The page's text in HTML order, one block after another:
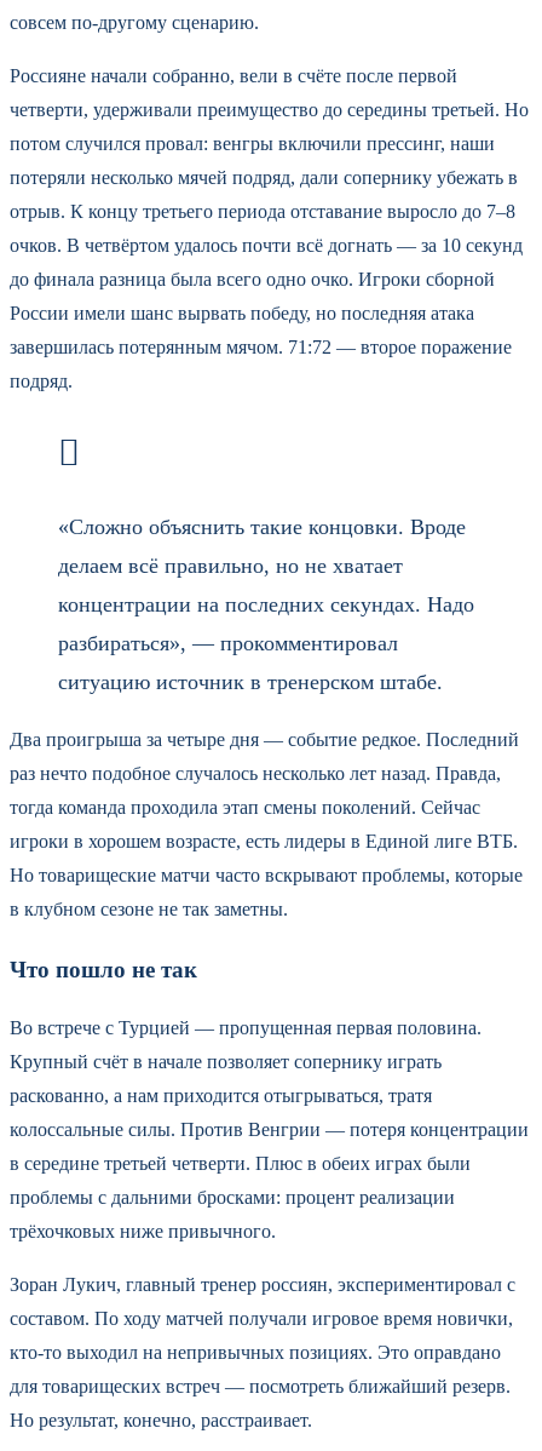
совсем по-другому сценарию.
Россияне начали собранно, вели в счёте после первой
четверти, удерживали преимущество до середины третьей. Но
потом случился провал: венгры включили прессинг, наши
потеряли несколько мячей подряд, дали сопернику убежать в
отрыв. К концу третьего периода отставание выросло до 7–8
очков. В четвёртом удалось почти всё догнать — за 10 секунд
до финала разница была всего одно очко. Игроки сборной
России имели шанс вырвать победу, но последняя атака
завершилась потерянным мячом. 71:72 — второе поражение
подряд.
«Сложно объяснить такие концовки. Вроде
делаем всё правильно, но не хватает
концентрации на последних секундах. Надо
разбираться», — прокомментировал
ситуацию источник в тренерском штабе.
Два проигрыша за четыре дня — событие редкое. Последний
раз нечто подобное случалось несколько лет назад. Правда,
тогда команда проходила этап смены поколений. Сейчас
игроки в хорошем возрасте, есть лидеры в Единой лиге ВТБ.
Но товарищеские матчи часто вскрывают проблемы, которые
в клубном сезоне не так заметны.
Что пошло не так
Во встрече с Турцией — пропущенная первая половина.
Крупный счёт в начале позволяет сопернику играть
раскованно, а нам приходится отыгрываться, тратя
колоссальные силы. Против Венгрии — потеря концентрации
в середине третьей четверти. Плюс в обеих играх были
проблемы с дальними бросками: процент реализации
трёхочковых ниже привычного.
Зоран Лукич, главный тренер россиян, экспериментировал с
составом. По ходу матчей получали игровое время новички,
кто-то выходил на непривычных позициях. Это оправдано
для товарищеских встреч — посмотреть ближайший резерв.
Но результат, конечно, расстраивает.